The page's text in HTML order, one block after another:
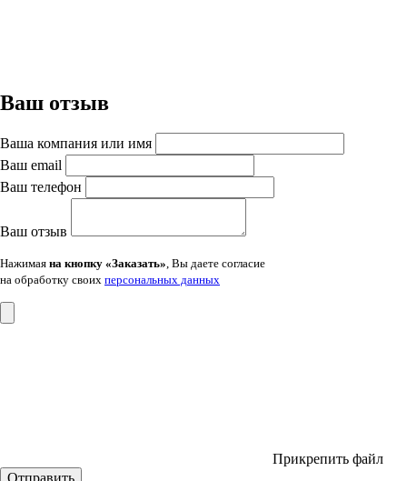
Ваш отзыв
Ваша компания или имя
Ваш email
Ваш телефон
Ваш отзыв
Нажимая на кнопку «Заказать», Вы даете согласие
на обработку своих персональных данных
Прикрепить файл